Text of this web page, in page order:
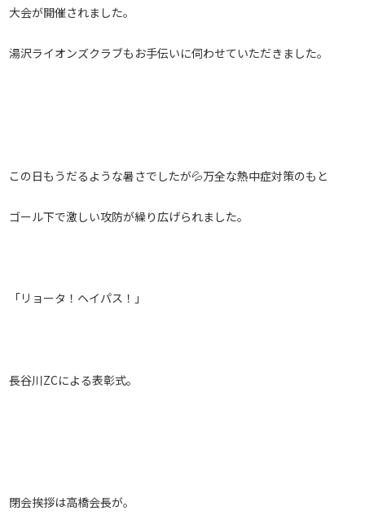
大会が開催されました。
湯沢ライオンズクラブもお手伝いに伺わせていただきました。
この日もうだるような暑さでしたが💦万全な熱中症対策のもと
ゴール下で激しい攻防が繰り広げられました。
「リョータ！ヘイパス！」
長谷川ZCによる表彰式。
閉会挨拶は高橋会長が。